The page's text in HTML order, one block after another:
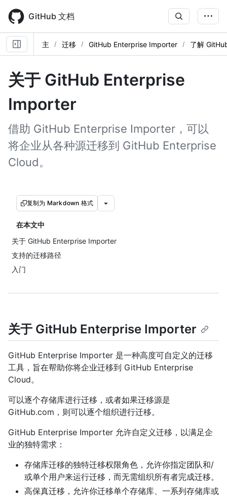
main
content
GitHub 文档
主 迁移 GitHub Enterprise Importer 了解
关于 GitHub Enterprise
Importer
借助 GitHub Enterprise Importer，可以
将企业从各种源迁移到 GitHub Enterprise
Cloud。
复制为 Markdown 格式
在本文中
关于 GitHub Enterprise Importer
支持的迁移路径
入门
关于 GitHub Enterprise Importer
GitHub Enterprise Importer 是一种高度可自定义的迁移
工具，旨在帮助你将企业迁移到 GitHub Enterprise
Cloud。
可以逐个存储库进行迁移，或者如果迁移源是
GitHub.com，则可以逐个组织进行迁移。
GitHub Enterprise Importer 允许自定义迁移，以满足企
业的独特需求：
存储库迁移的独特迁移权限角色，允许你指定团队和/
或单个用户来运行迁移，而无需组织所有者完成迁移。
高保真迁移，允许你迁移单个存储库、一系列存储库或